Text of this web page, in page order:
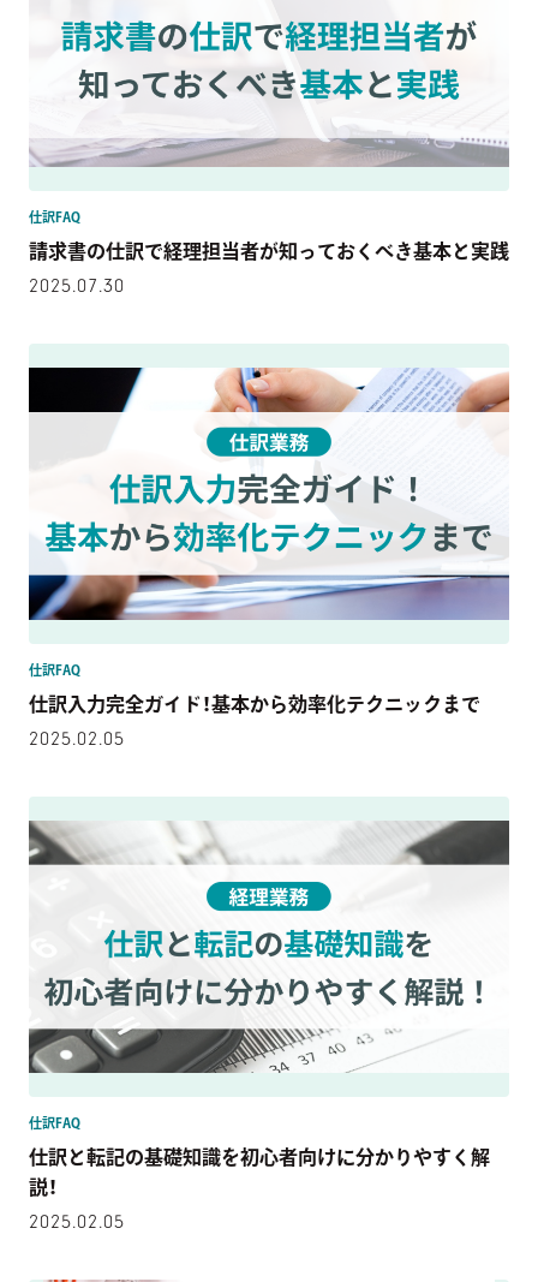
仕訳FAQ
請求書の仕訳で経理担当者が知っておくべき基本と実践
2025.07.30
仕訳FAQ
仕訳入力完全ガイド！基本から効率化テクニックまで
2025.02.05
仕訳FAQ
仕訳と転記の基礎知識を初心者向けに分かりやすく解
説！
2025.02.05